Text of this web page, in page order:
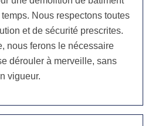
Nous respectons toutes
et de sécurité prescrites.
nous ferons le nécessaire
dérouler à merveille, sans
vigueur.